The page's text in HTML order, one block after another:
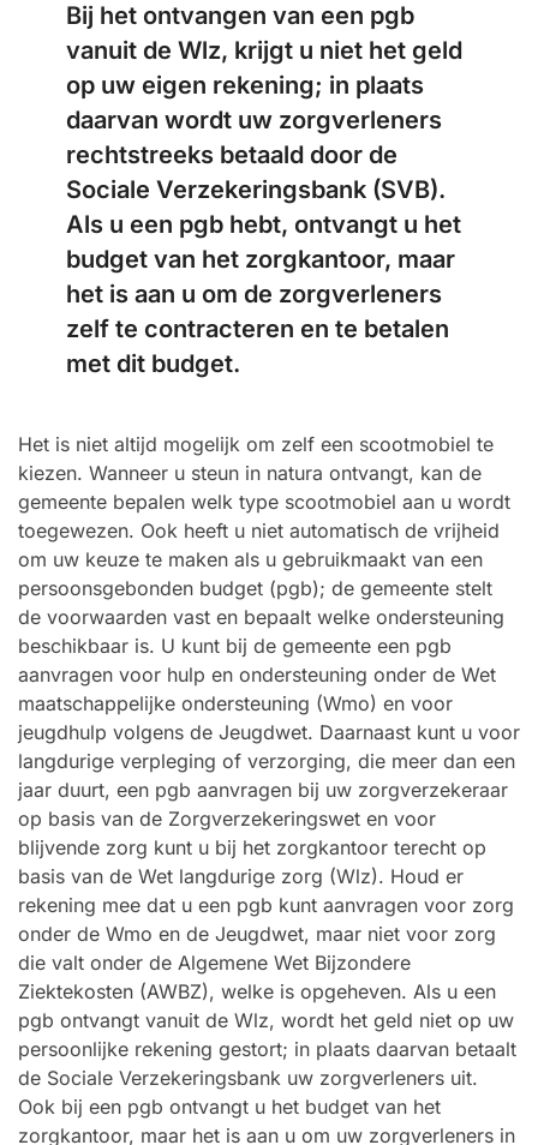
Bij het ontvangen van een pgb
vanuit de Wlz, krijgt u niet het geld
op uw eigen rekening; in plaats
daarvan wordt uw zorgverleners
rechtstreeks betaald door de
Sociale Verzekeringsbank (SVB).
Als u een pgb hebt, ontvangt u het
budget van het zorgkantoor, maar
het is aan u om de zorgverleners
zelf te contracteren en te betalen
met dit budget.
Het is niet altijd mogelijk om zelf een scootmobiel te
kiezen. Wanneer u steun in natura ontvangt, kan de
gemeente bepalen welk type scootmobiel aan u wordt
toegewezen. Ook heeft u niet automatisch de vrijheid
om uw keuze te maken als u gebruikmaakt van een
persoonsgebonden budget (pgb); de gemeente stelt
de voorwaarden vast en bepaalt welke ondersteuning
beschikbaar is. U kunt bij de gemeente een pgb
aanvragen voor hulp en ondersteuning onder de Wet
maatschappelijke ondersteuning (Wmo) en voor
jeugdhulp volgens de Jeugdwet. Daarnaast kunt u voor
langdurige verpleging of verzorging, die meer dan een
jaar duurt, een pgb aanvragen bij uw zorgverzekeraar
op basis van de Zorgverzekeringswet en voor
blijvende zorg kunt u bij het zorgkantoor terecht op
basis van de Wet langdurige zorg (Wlz). Houd er
rekening mee dat u een pgb kunt aanvragen voor zorg
onder de Wmo en de Jeugdwet, maar niet voor zorg
die valt onder de Algemene Wet Bijzondere
Ziektekosten (AWBZ), welke is opgeheven. Als u een
pgb ontvangt vanuit de Wlz, wordt het geld niet op uw
persoonlijke rekening gestort; in plaats daarvan betaalt
de Sociale Verzekeringsbank uw zorgverleners uit.
Ook bij een pgb ontvangt u het budget van het
zorgkantoor, maar het is aan u om uw zorgverleners in